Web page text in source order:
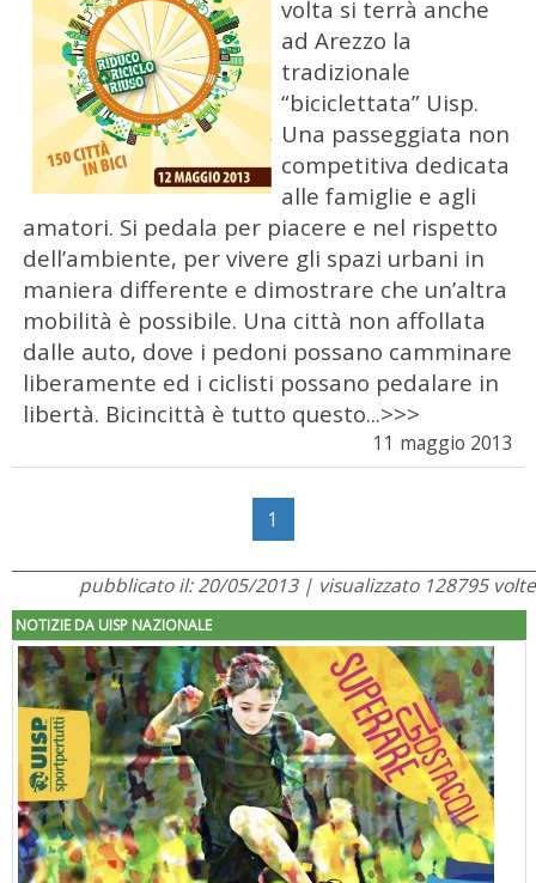
volta si terrà anche
ad Arezzo la
tradizionale
“biciclettata” Uisp.
Una passeggiata non
competitiva dedicata
alle famiglie e agli
amatori. Si pedala per piacere e nel rispetto
dell’ambiente, per vivere gli spazi urbani in
maniera differente e dimostrare che un’altra
mobilità è possibile. Una città non affollata
dalle auto, dove i pedoni possano camminare
liberamente ed i ciclisti possano pedalare in
libertà. Bicincittà è tutto questo...>>>
11 maggio 2013
1
pubblicato il: 20/05/2013 | visualizzato 128795 volte
NOTIZIE DA UISP NAZIONALE